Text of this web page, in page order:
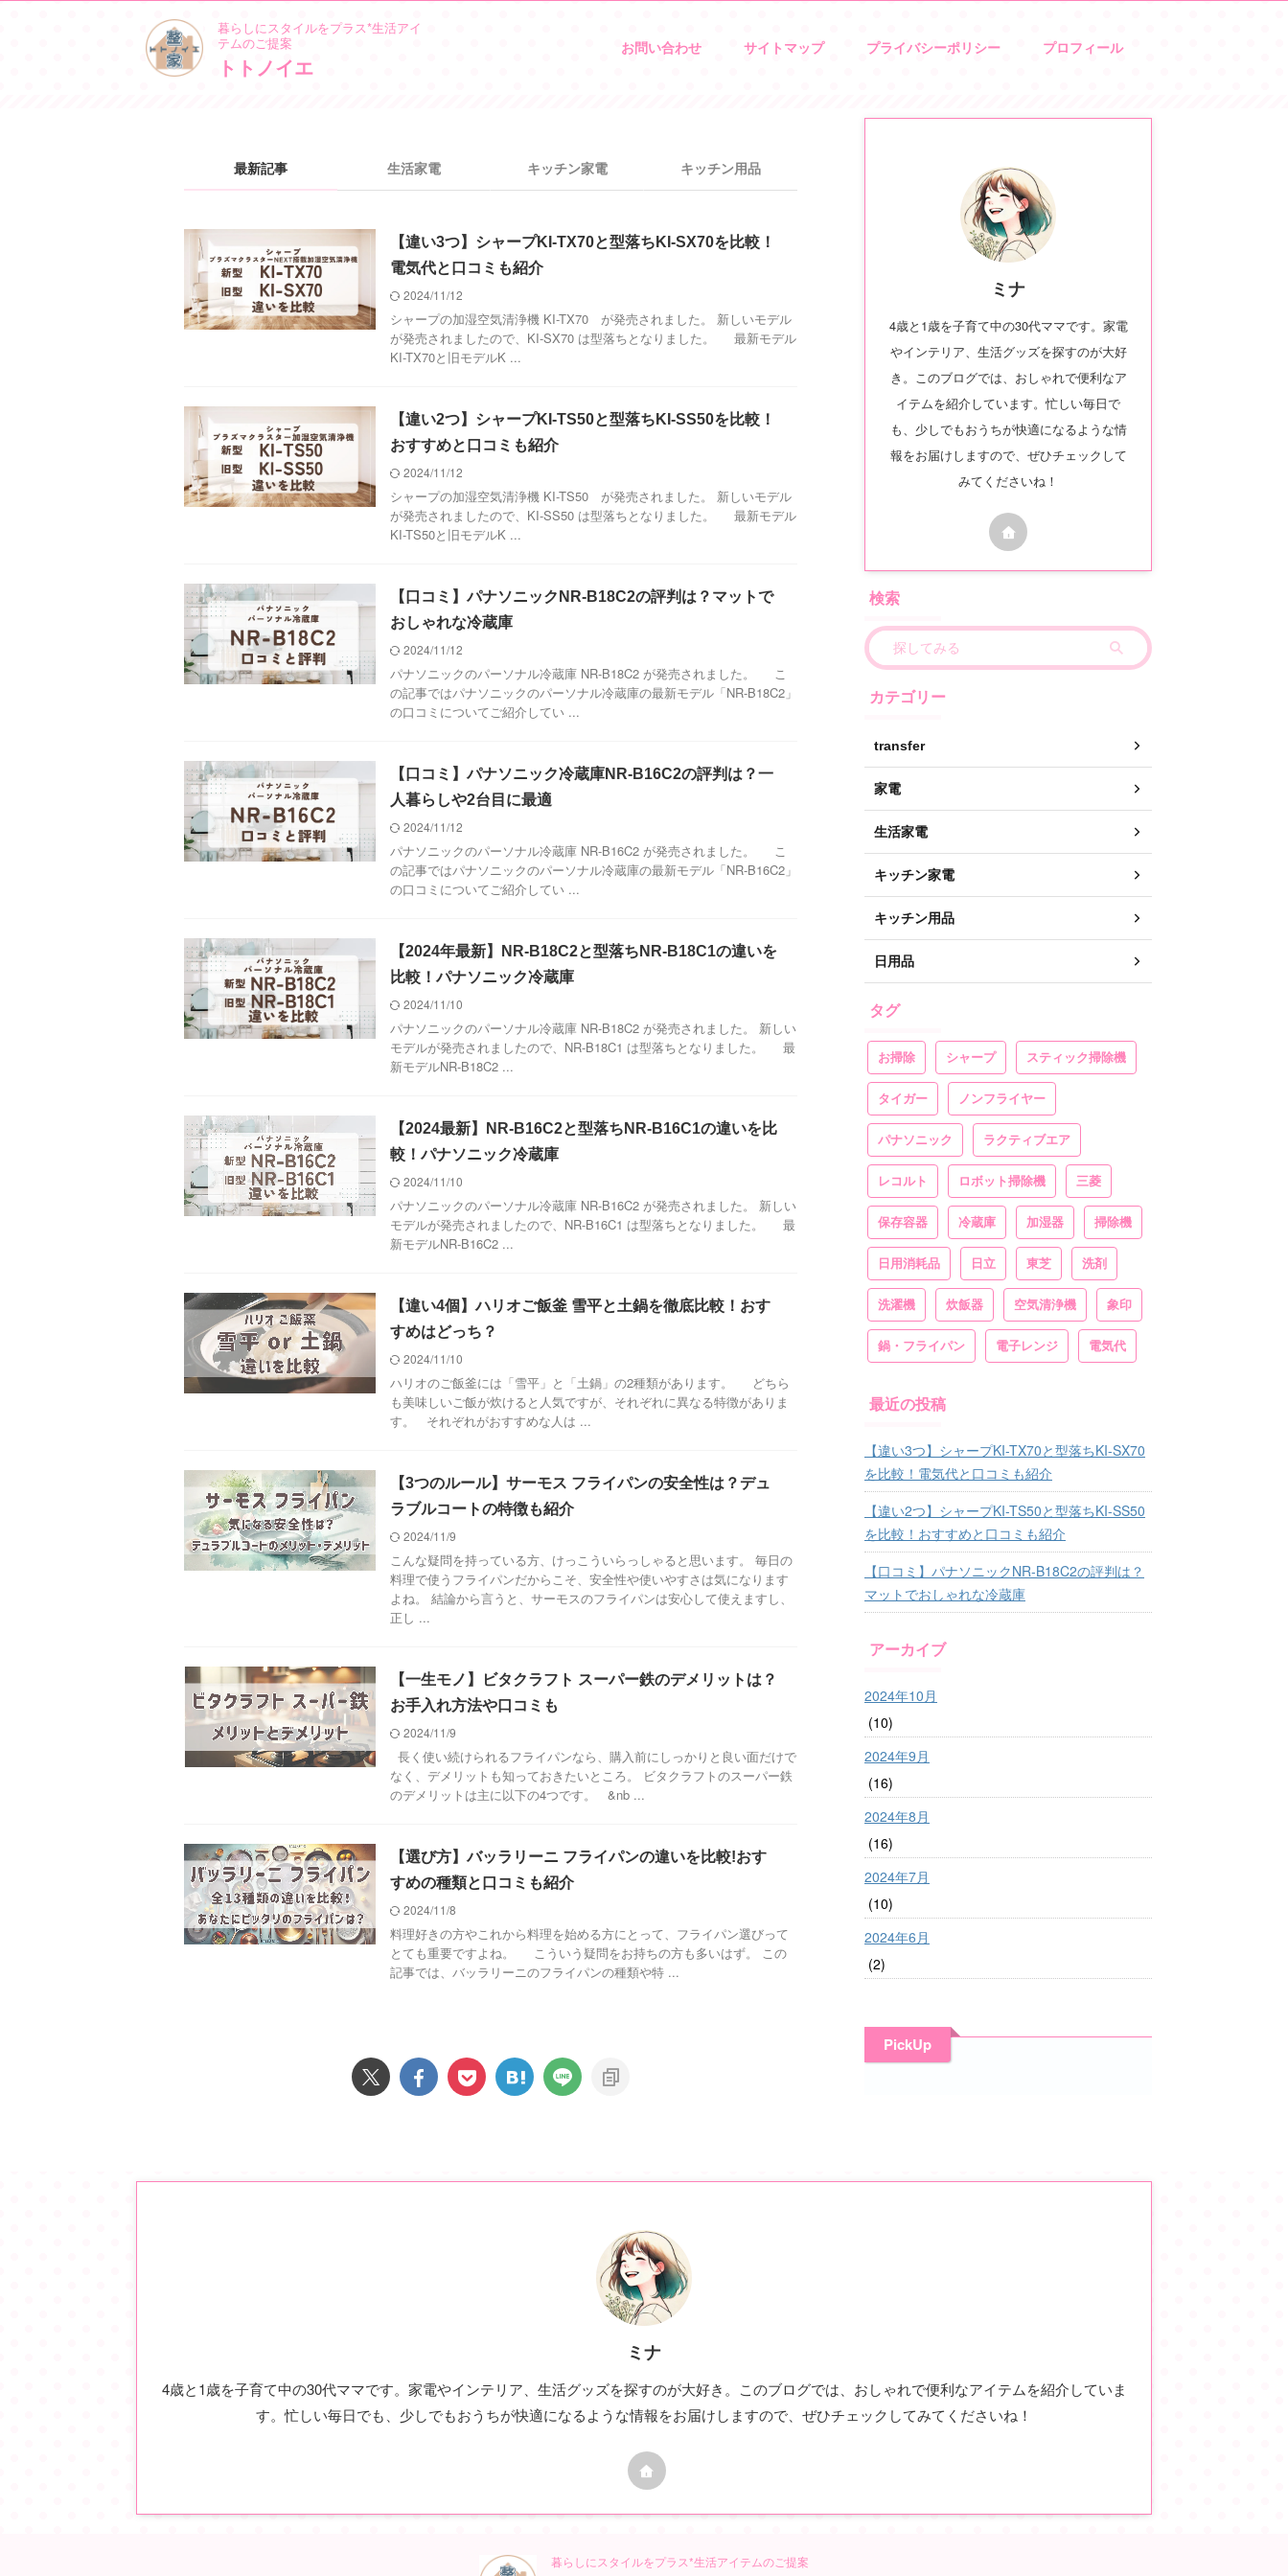
暮らしにスタイルをプラス*生活アイ
テムのご提案
トトノイエ
お問い合わせ サイトマップ プライバシーポリシー プロフィール
最新記事 生活家電 キッチン家電 キッチン用品
【違い3つ】シャープKI-TX70と型落ちKI-SX70を比較！
電気代と口コミも紹介
2024/11/12
シャープの加湿空気清浄機 KI-TX70 が発売されました。 新しいモデル
が発売されましたので、KI-SX70 は型落ちとなりました。 最新モデル
KI-TX70と旧モデルK ...
【違い2つ】シャープKI-TS50と型落ちKI-SS50を比較！
おすすめと口コミも紹介
2024/11/12
シャープの加湿空気清浄機 KI-TS50 が発売されました。 新しいモデル
が発売されましたので、KI-SS50 は型落ちとなりました。 最新モデル
KI-TS50と旧モデルK ...
【口コミ】パナソニックNR-B18C2の評判は？マットで
おしゃれな冷蔵庫
2024/11/12
パナソニックのパーソナル冷蔵庫 NR-B18C2 が発売されました。 こ
の記事ではパナソニックのパーソナル冷蔵庫の最新モデル「NR-B18C2」
の口コミについてご紹介してい ...
【口コミ】パナソニック冷蔵庫NR-B16C2の評判は？一
人暮らしや2台目に最適
2024/11/12
パナソニックのパーソナル冷蔵庫 NR-B16C2 が発売されました。 こ
の記事ではパナソニックのパーソナル冷蔵庫の最新モデル「NR-B16C2」
の口コミについてご紹介してい ...
【2024年最新】NR-B18C2と型落ちNR-B18C1の違いを
比較！パナソニック冷蔵庫
2024/11/10
パナソニックのパーソナル冷蔵庫 NR-B18C2 が発売されました。 新しい
モデルが発売されましたので、NR-B18C1 は型落ちとなりました。 最
新モデルNR-B18C2 ...
【2024最新】NR-B16C2と型落ちNR-B16C1の違いを比
較！パナソニック冷蔵庫
2024/11/10
パナソニックのパーソナル冷蔵庫 NR-B16C2 が発売されました。 新しい
モデルが発売されましたので、NR-B16C1 は型落ちとなりました。 最
新モデルNR-B16C2 ...
【違い4個】ハリオご飯釜 雪平と土鍋を徹底比較！おす
すめはどっち？
2024/11/10
ハリオのご飯釜には「雪平」と「土鍋」の2種類があります。 どちら
も美味しいご飯が炊けると人気ですが、それぞれに異なる特徴がありま
す。 それぞれがおすすめな人は ...
【3つのルール】サーモス フライパンの安全性は？デュ
ラブルコートの特徴も紹介
2024/11/9
こんな疑問を持っている方、けっこういらっしゃると思います。 毎日の
料理で使うフライパンだからこそ、安全性や使いやすさは気になります
よね。 結論から言うと、サーモスのフライパンは安心して使えますし、
正し ...
【一生モノ】ビタクラフト スーパー鉄のデメリットは？
お手入れ方法や口コミも
2024/11/9
長く使い続けられるフライパンなら、購入前にしっかりと良い面だけで
なく、デメリットも知っておきたいところ。 ビタクラフトのスーパー鉄
のデメリットは主に以下の4つです。 &nb ...
【選び方】バッラリーニ フライパンの違いを比較!おす
すめの種類と口コミも紹介
2024/11/8
料理好きの方やこれから料理を始める方にとって、フライパン選びって
とても重要ですよね。 こういう疑問をお持ちの方も多いはず。 この
記事では、バッラリーニのフライパンの種類や特 ...
ミナ
4歳と1歳を子育て中の30代ママです。家電
やインテリア、生活グッズを探すのが大好
き。このブログでは、おしゃれで便利なア
イテムを紹介しています。忙しい毎日で
も、少しでもおうちが快適になるような情
報をお届けしますので、ぜひチェックして
みてくださいね！
検索
カテゴリー
transfer
家電
生活家電
キッチン家電
キッチン用品
日用品
タグ
お掃除 シャープ スティック掃除機
タイガー ノンフライヤー
パナソニック ラクティブエア
レコルト ロボット掃除機 三菱
保存容器 冷蔵庫 加湿器 掃除機
日用消耗品 日立 東芝 洗剤
洗濯機 炊飯器 空気清浄機 象印
鍋・フライパン 電子レンジ 電気代
最近の投稿
【違い3つ】シャープKI-TX70と型落ちKI-SX70
を比較！電気代と口コミも紹介
【違い2つ】シャープKI-TS50と型落ちKI-SS50
を比較！おすすめと口コミも紹介
【口コミ】パナソニックNR-B18C2の評判は？
マットでおしゃれな冷蔵庫
アーカイブ
2024年10月
(10)
2024年9月
(16)
2024年8月
(16)
2024年7月
(10)
2024年6月
(2)
PickUp
ミナ
4歳と1歳を子育て中の30代ママです。家電やインテリア、生活グッズを探すのが大好き。このブログでは、おしゃれで便利なアイテムを紹介していま
す。忙しい毎日でも、少しでもおうちが快適になるような情報をお届けしますので、ぜひチェックしてみてくださいね！
暮らしにスタイルをプラス*生活アイテムのご提案